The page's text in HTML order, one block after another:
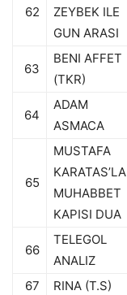
62
ZEYBEK ILE
GUN ARASI
63
BENI AFFET
(TKR)
64
ADAM
ASMACA
65
MUSTAFA
KARATAS’LA
MUHABBET
KAPISI DUA
66
TELEGOL
ANALIZ
67 RINA (T.S)